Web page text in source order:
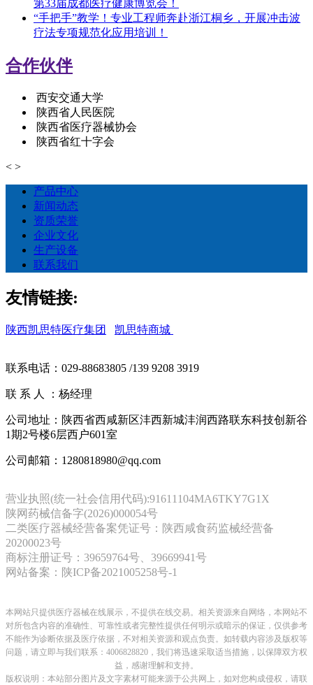
第33届成都医疗健康博览会！
“手把手”教学！专业工程师奔赴浙江桐乡，开展冲击波
疗法专项规范化应用培训！
合作伙伴
西安交通大学
陕西省人民医院
陕西省医疗器械协会
陕西省红十字会
< >
产品中心
新闻动态
资质荣誉
企业文化
生产设备
联系我们
友情链接:
陕西凯思特医疗集团 凯思特商城
联系电话：029-88683805 /139 9208 3919
联 系 人 ：杨经理
公司地址：陕西省西咸新区沣西新城沣润西路联东科技创新谷
1期2号楼6层西户601室
公司邮箱：1280818980@qq.com
营业执照(统一社会信用代码):91611104MA6TKY7G1X
陕网药械信备字(2026)000054号
二类医疗器械经营备案凭证号：陕西咸食药监械经营备
20200023号
商标注册证号：39659764号、39669941号
网站备案：陕ICP备2021005258号-1
本网站只提供医疗器械在线展示，不提供在线交易。相关资源来自网络，本网站不
对所包含内容的准确性、可靠性或者完整性提供任何明示或暗示的保证，仅供参考
不能作为诊断依据及医疗依据， 不对相关资源和观点负责。 如转载内容涉及版权等
问题，请立即与我们联系：4006828820，我们将迅速采取适当措施，以保障双方权
益，感谢理解和支持。
版权说明：本站部分图片及文字素材可能来源于公共网上，如对您构成侵权，请联